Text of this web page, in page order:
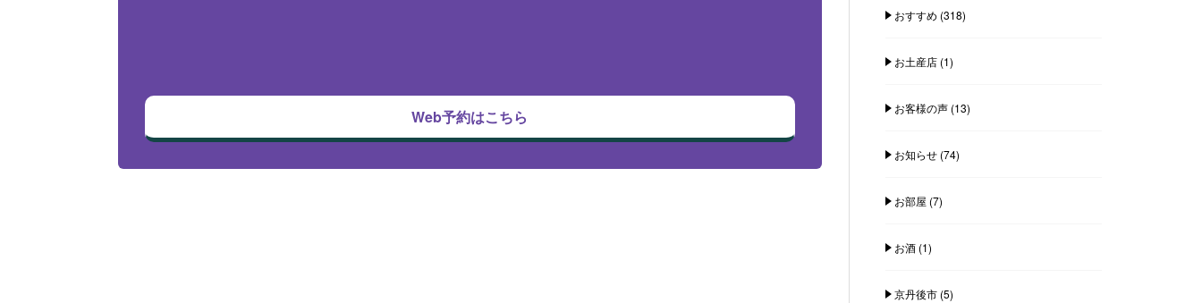
Web予約はこちら
おすすめ (318)
お土産店(1)
お客様の声(13)
お知らせ(74)
お部屋 (7)
お酒(1)
京丹後市(5)